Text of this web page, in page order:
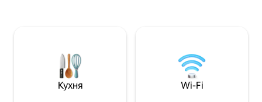
Поруч із нічним життям, культурними
закладами та популярними місцями.
Забронюйте помешкання зараз, щоб
відчути себе справжнім жителем
Старої Гавани.
Кухня Wi-Fi